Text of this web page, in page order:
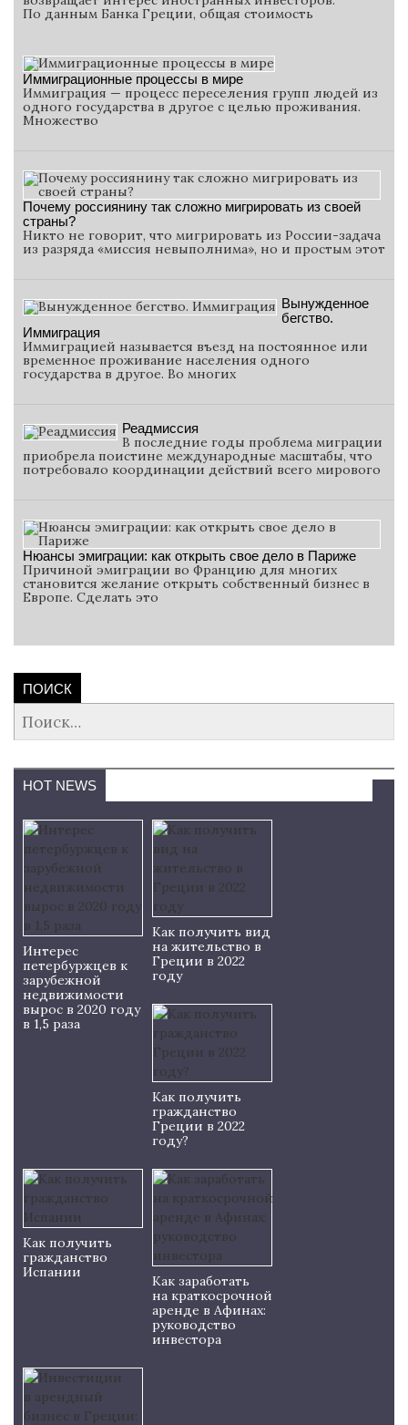
По данным Банка Греции, общая стоимость
Иммиграционные процессы в мире
Иммиграция — процесс переселения групп людей из
одного государства в другое с целью проживания.
Множество
Почему россиянину так сложно мигрировать из своей
страны?
Никто не говорит, что мигрировать из России-задача
из разряда «миссия невыполнима», но и простым этот
Вынужденное
бегство.
Иммиграция
Иммиграцией называется въезд на постоянное или
временное проживание населения одного
государства в другое. Во многих
Реадмиссия
В последние годы проблема миграции
приобрела поистине международные масштабы, что
потребовало координации действий всего мирового
Нюансы эмиграции: как открыть свое дело в Париже
Причиной эмиграции во Францию для многих
становится желание открыть собственный бизнес в
Европе. Сделать это
ПОИСК
HOT NEWS
Интерес
петербуржцев к
зарубежной
недвижимости
вырос в 2020 году
в 1,5 раза
Как получить вид
на жительство в
Греции в 2022
году
Как получить
гражданство
Греции в 2022
году?
Как получить
гражданство
Испании
Как заработать
на краткосрочной
аренде в Афинах:
руководство
инвестора